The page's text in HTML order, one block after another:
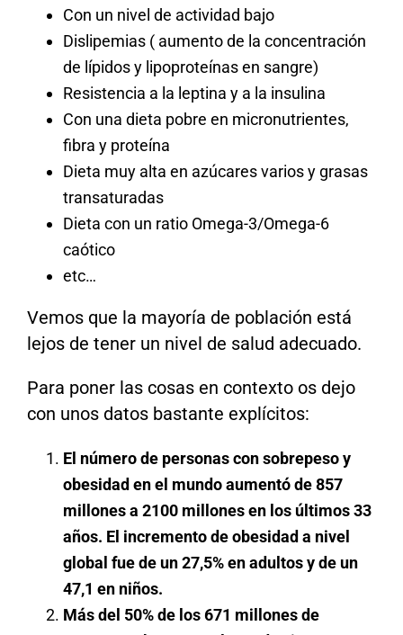
Con un nivel de actividad bajo
Dislipemias ( aumento de la concentración
de lípidos y lipoproteínas en sangre)
Resistencia a la leptina y a la insulina
Con una dieta pobre en micronutrientes,
fibra y proteína
Dieta muy alta en azúcares varios y grasas
transaturadas
Dieta con un ratio Omega-3/Omega-6
caótico
etc…
Vemos que la mayoría de población está
lejos de tener un nivel de salud adecuado.
Para poner las cosas en contexto os dejo
con unos datos bastante explícitos:
El número de personas con sobrepeso y
obesidad en el mundo aumentó de 857
millones a 2100 millones en los últimos 33
años. El incremento de obesidad a nivel
global fue de un 27,5% en adultos y de un
47,1 en niños.
Más del 50% de los 671 millones de